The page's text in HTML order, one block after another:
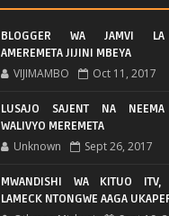
BLOGGER WA JAMVI LA
AMEREMETA JIJINI MBEYA
VIJIMAMBO Oct 11, 2017
LUSAJO SAJENT NA NEEMA
WALIVYO MEREMETA
Unknown Sept 26, 2017
MWANDISHI WA KITUO ITV,
LAMECK NTONGWE AAGA